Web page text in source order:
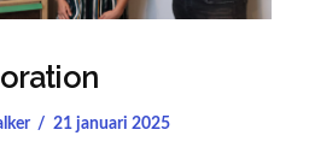
21 januari 2025